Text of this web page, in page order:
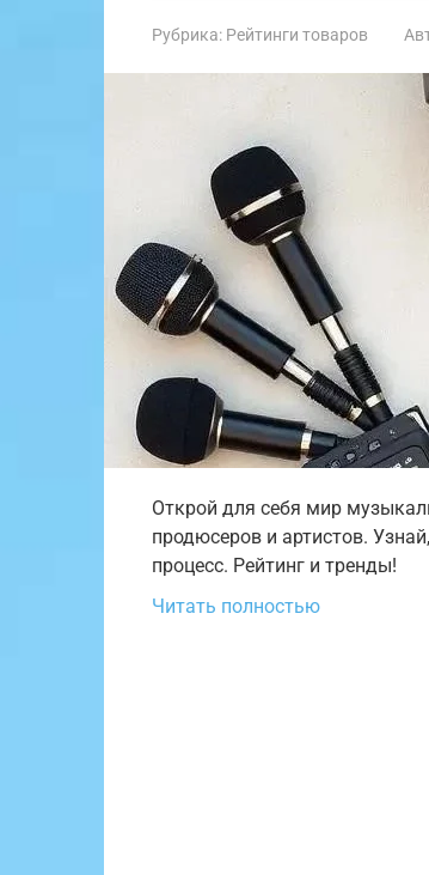
Рубрика: Рейтинги товаров
Открой для себя мир
продюсеров и артистов.
процесс. Рейтинг и тренды!
Читать полностью